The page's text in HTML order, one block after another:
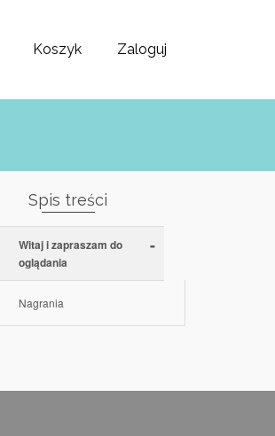
Koszyk Zaloguj
Spis treści
Witaj i zapraszam do
oglądania
-
Nagrania